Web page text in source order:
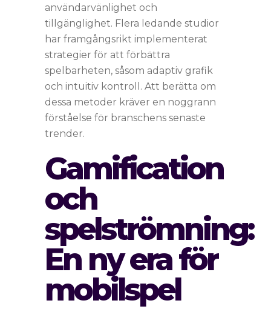
användarvänlighet och
tillgänglighet. Flera ledande studior
har framgångsrikt implementerat
strategier för att förbättra
spelbarheten, såsom adaptiv grafik
och intuitiv kontroll. Att berätta om
dessa metoder kräver en noggrann
förståelse för branschens senaste
trender.
Gamification
och
spelströmning:
En ny era för
mobilspel